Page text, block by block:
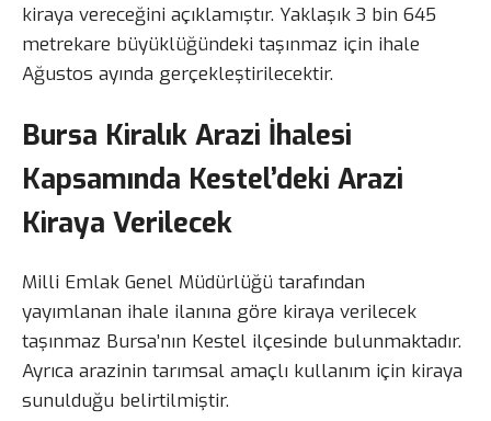
kiraya vereceğini açıklamıştır. Yaklaşık 3 bin 645
metrekare büyüklüğündeki taşınmaz için ihale
Ağustos ayında gerçekleştirilecektir.
Bursa Kiralık Arazi İhalesi
Kapsamında Kestel’deki Arazi
Kiraya Verilecek
Milli Emlak Genel Müdürlüğü tarafından
yayımlanan ihale ilanına göre kiraya verilecek
taşınmaz Bursa’nın Kestel ilçesinde bulunmaktadır.
Ayrıca arazinin tarımsal amaçlı kullanım için kiraya
sunulduğu belirtilmiştir.